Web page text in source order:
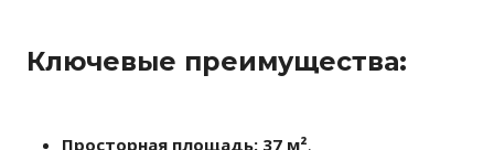
Ключевые преимущества:
Просторная площадь: 37 м².